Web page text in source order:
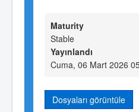
Maturity
Stable
Yayınlandı
Cuma, 06 Mart 2026
Dosyaları görüntüle